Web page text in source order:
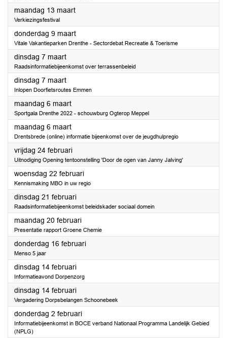
maandag 13 maart2023
Verkiezingsfestival
donderdag 9 maart2023
Vitale Vakantieparken Drenthe - Sectordebat Recreatie & Toerisme
dinsdag 7 maart2023
Raadsinformatiebijeenkomst over terrassenbeleid
dinsdag 7 maart2023
Inlopen Doorfietsroutes Emmen
maandag 6 maart2023
Sportgala Drenthe 2022 - schouwburg Ogterop Meppel
maandag 6 maart2023
Drentsbrede (online) informatie bijeenkomst over de jeugdhulpregio
vrijdag 24 februari2023
Uitnodiging Opening tentoonstelling 'Door de ogen van Janny Jalving'
woensdag 22 februari2023
Kennismaking MBO in uw regio
dinsdag 21 februari2023
Raadsinformatiebijeenkomst beleidskader sociaal domein
maandag 20 februari2023
Presentatie rapport Groene Chemie
donderdag 16 februari2023
Menso 5 jaar
dinsdag 14 februari2023
Informatieavond Dorpenzorg
dinsdag 14 februari2023
Vergadering Dorpsbelangen Schoonebeek
donderdag 2 februari2023
Informatiebijeenkomst in BOCE verband Nationaal Programma Landelijk Gebied
(NPLG)